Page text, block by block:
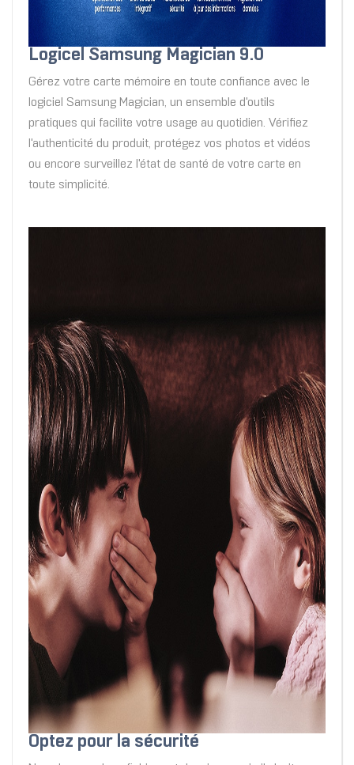
Logicel Samsung Magician 9.0
Gérez votre carte mémoire en toute confiance avec le
logiciel Samsung Magician, un ensemble d'outils
pratiques qui facilite votre usage au quotidien. Vérifiez
l'authenticité du produit, protégez vos photos et vidéos
ou encore surveillez l'état de santé de votre carte en
toute simplicité.
Optez pour la sécurité